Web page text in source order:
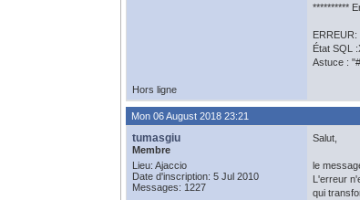
**********
État SQL
Astuce :
Hors ligne
Mon 06 August 2018 23:21
tumasgiu
Membre
Lieu: Ajaccio
Date d'inscription: 5 Jul 2010
Messages: 1227
Salut,
le
L'erreur
qui